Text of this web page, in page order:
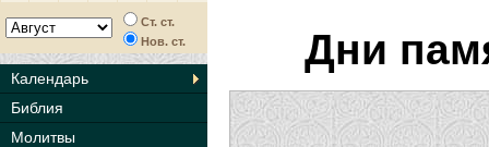
Ст. ст.
Нов. ст.
Календарь
Библия
Молитвы
Дни